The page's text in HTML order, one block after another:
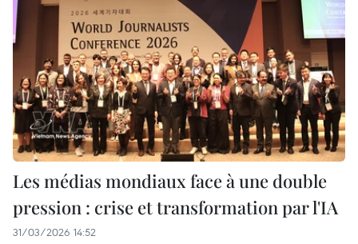
Les médias mondiaux face à une double
pression : crise et transformation par l'IA
31/03/2026 14:52